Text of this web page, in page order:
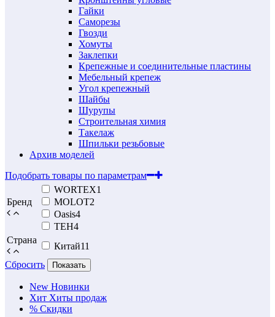
Гайки
Саморезы
Гвозди
Хомуты
Заклепки
Крепежные и соединительные пластины
Мебельный крепеж
Угол крепежный
Шайбы
Шурупы
Строительная химия
Такелаж
Шпильки резьбовые
Архив моделей
Подобрать товары по параметрам
Бренд
WORTEX1
MOLOT2
Oasis4
TEH4
Страна
Китай11
Сбросить
Показать
New Новинки
Хит Хиты продаж
% Скидки